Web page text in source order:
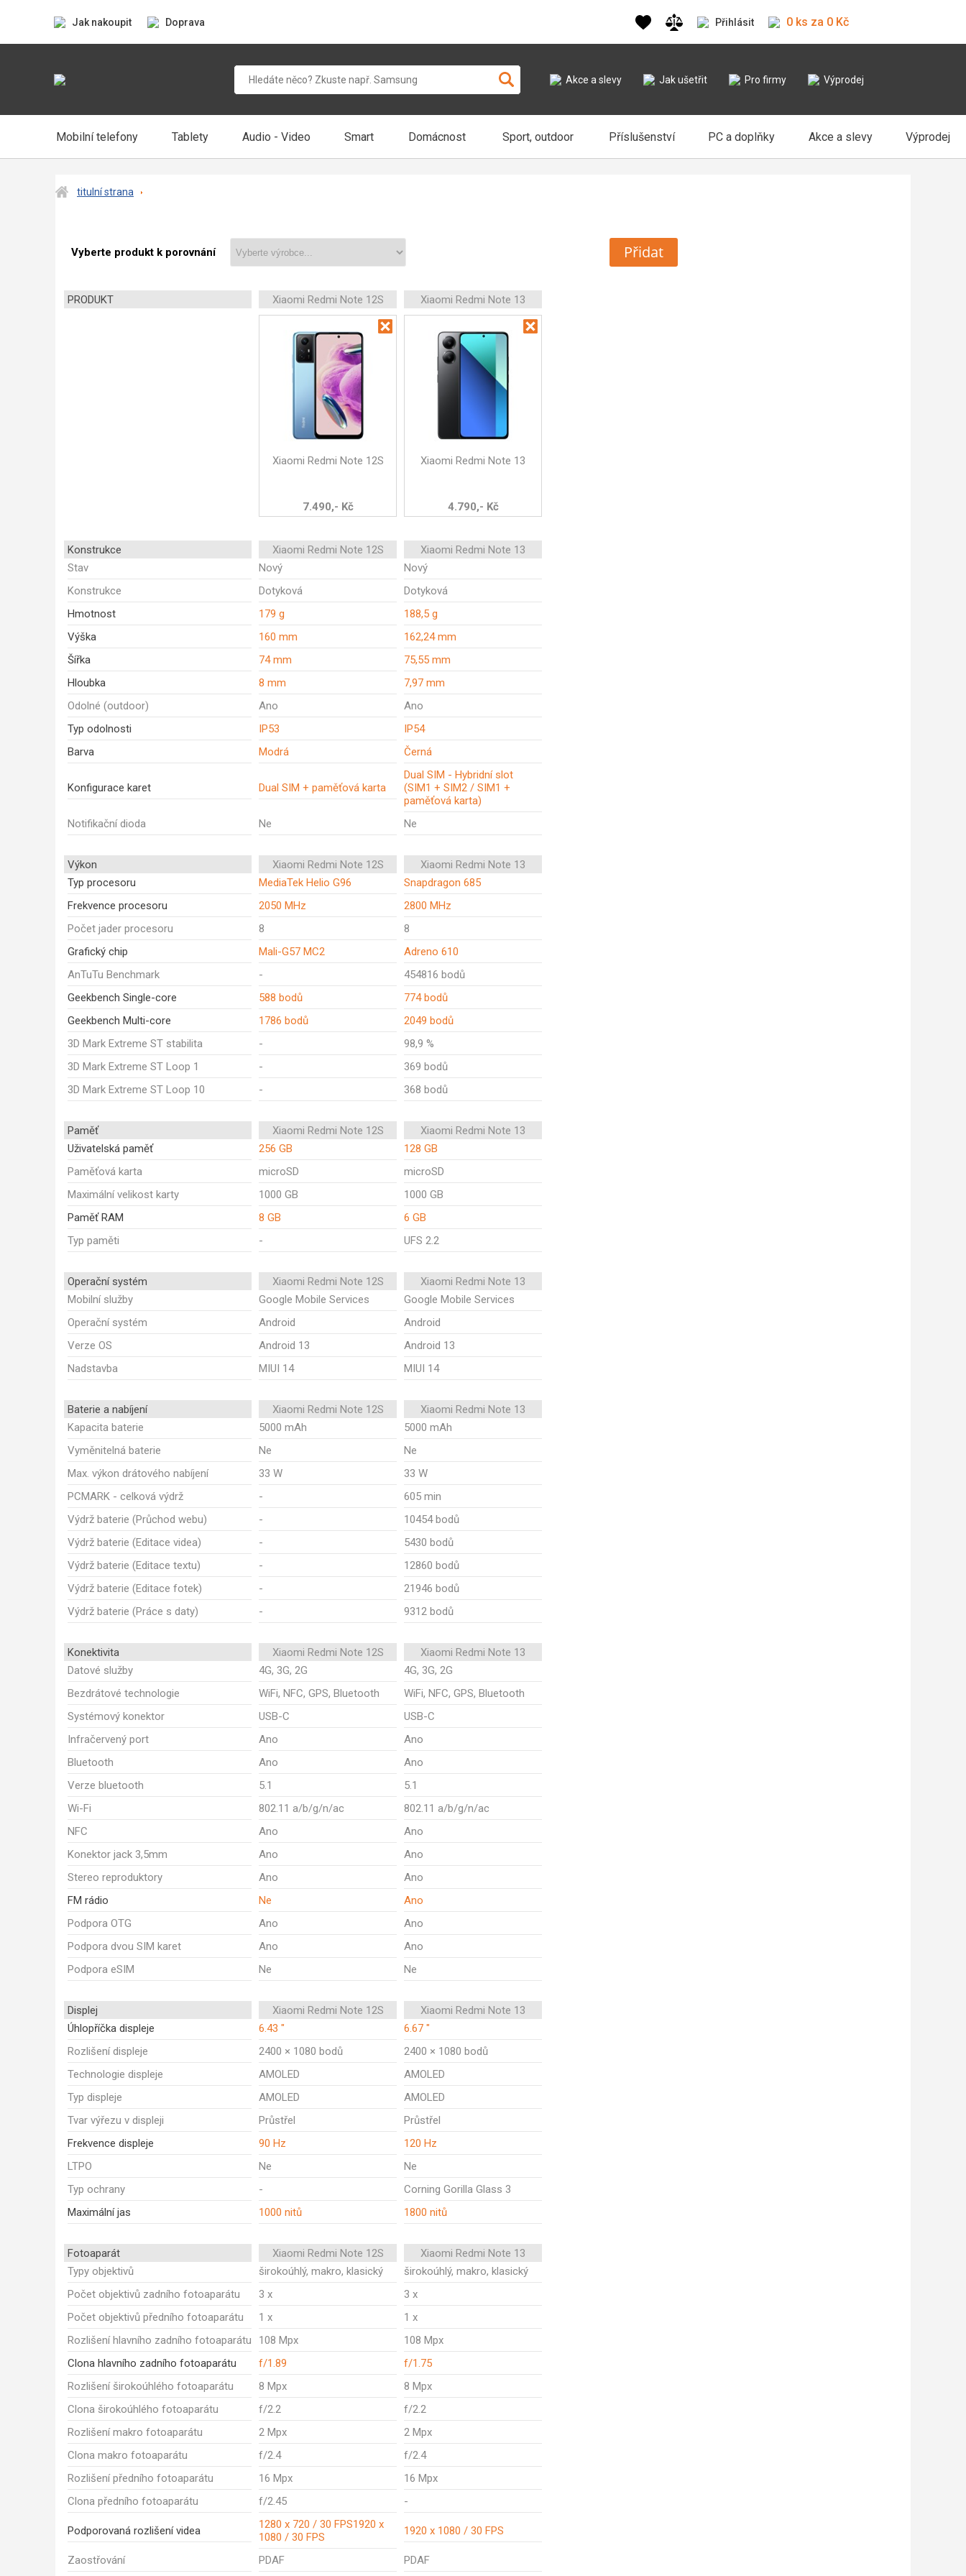
Jak nakoupit Doprava Přihlásit 0 ks za 0 Kč
Akce a slevy Jak ušetřit Pro firmy Výprodej
Mobilní telefony Tablety Audio - Video Smart Domácnost Sport, outdoor Příslušenství PC a doplňky Akce a slevy Výprodej
titulní strana
Vyberte produkt k porovnání Přidat
PRODUKT Xiaomi Redmi Note 12S Xiaomi Redmi Note 13
Xiaomi Redmi Note 12S
7.490,- Kč
Xiaomi Redmi Note 13
4.790,- Kč
Konstrukce Xiaomi Redmi Note 12S
Xiaomi Redmi Note 13
Stav
Nový
Nový
Konstrukce
Dotyková
Dotyková
Hmotnost
179 g
188,5 g
Výška
160 mm
162,24 mm
Šířka
74 mm
75,55 mm
Hloubka
8 mm
7,97 mm
Odolné (outdoor)
Ano
Ano
Typ odolnosti
IP53
IP54
Barva
Modrá Černá
Konfigurace karet Dual SIM + paměťová karta
Dual SIM - Hybridní slot
(SIM1 + SIM2 / SIM1 +
paměťová karta)
Notifikační dioda
Ne Ne
Výkon Xiaomi Redmi Note 12S
Xiaomi Redmi Note 13
Typ procesoru
MediaTek Helio G96
Snapdragon 685
Frekvence procesoru
2050 MHz
2800 MHz
Počet jader procesoru
8
8
Grafický chip
Mali-G57 MC2
Adreno 610
AnTuTu Benchmark
-
454816 bodů
Geekbench Single-core
588 bodů
774 bodů
Geekbench Multi-core
1786 bodů
2049 bodů
3D Mark Extreme ST stabilita
-
98,9 %
3D Mark Extreme ST Loop 1
-
369 bodů
3D Mark Extreme ST Loop 10
- 368 bodů
Paměť Xiaomi Redmi Note 12S
Xiaomi Redmi Note 13
Uživatelská paměť
256 GB
128 GB
Paměťová karta
microSD
microSD
Maximální velikost karty
1000 GB
1000 GB
Paměť RAM
8 GB
6 GB
Typ paměti
- UFS 2.2
Operační systém Xiaomi Redmi Note 12S
Xiaomi Redmi Note 13
Mobilní služby
Google Mobile Services
Google Mobile Services
Operační systém
Android
Android
Verze OS
Android 13
Android 13
Nadstavba
MIUI 14 MIUI 14
Baterie a nabíjení Xiaomi Redmi Note 12S
Xiaomi Redmi Note 13
Kapacita baterie
5000 mAh
5000 mAh
Vyměnitelná baterie
Ne
Ne
Max. výkon drátového nabíjení
33 W
33 W
PCMARK - celková výdrž
-
605 min
Výdrž baterie (Průchod webu)
-
10454 bodů
Výdrž baterie (Editace videa)
-
5430 bodů
Výdrž baterie (Editace textu)
-
12860 bodů
Výdrž baterie (Editace fotek)
-
21946 bodů
Výdrž baterie (Práce s daty)
- 9312 bodů
Konektivita Xiaomi Redmi Note 12S
Xiaomi Redmi Note 13
Datové služby
4G, 3G, 2G
4G, 3G, 2G
Bezdrátové technologie
WiFi, NFC, GPS, Bluetooth
WiFi, NFC, GPS, Bluetooth
Systémový konektor
USB-C
USB-C
Infračervený port
Ano
Ano
Bluetooth
Ano
Ano
Verze bluetooth
5.1
5.1
Wi-Fi
802.11 a/b/g/n/ac
802.11 a/b/g/n/ac
NFC
Ano
Ano
Konektor jack 3,5mm
Ano
Ano
Stereo reproduktory
Ano
Ano
FM rádio
Ne
Ano
Podpora OTG
Ano
Ano
Podpora dvou SIM karet
Ano
Ano
Podpora eSIM
Ne Ne
Displej Xiaomi Redmi Note 12S
Xiaomi Redmi Note 13
Úhlopříčka displeje
6.43 "
6.67 "
Rozlišení displeje
2400 × 1080 bodů
2400 × 1080 bodů
Technologie displeje
AMOLED
AMOLED
Typ displeje
AMOLED
AMOLED
Tvar výřezu v displeji
Průstřel
Průstřel
Frekvence displeje
90 Hz
120 Hz
LTPO
Ne
Ne
Typ ochrany
-
Corning Gorilla Glass 3
Maximální jas
1000 nitů 1800 nitů
Fotoaparát Xiaomi Redmi Note 12S
Xiaomi Redmi Note 13
Typy objektivů
širokoúhlý, makro, klasický
širokoúhlý, makro, klasický
Počet objektivů zadního fotoaparátu
3 x
3 x
Počet objektivů předního fotoaparátu
1 x
1 x
Rozlišení hlavního zadního fotoaparátu
108 Mpx
108 Mpx
Clona hlavního zadního fotoaparátu
f/1.89
f/1.75
Rozlišení širokoúhlého fotoaparátu
8 Mpx
8 Mpx
Clona širokoúhlého fotoaparátu
f/2.2
f/2.2
Rozlišení makro fotoaparátu
2 Mpx
2 Mpx
Clona makro fotoaparátu
f/2.4
f/2.4
Rozlišení předního fotoaparátu
16 Mpx
16 Mpx
Clona předního fotoaparátu
f/2.45 -
Podporovaná rozlišení videa
1280 x 720 / 30 FPS1920 x
1080 / 30 FPS
1920 x 1080 / 30 FPS
Zaostřování PDAF PDAF